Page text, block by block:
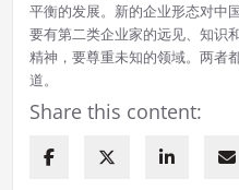
平衡的发展。新的企业形态对中
要有第二类企业家的远见、知识
精神，要尊重未知的领域。两者
道。
Share this content: